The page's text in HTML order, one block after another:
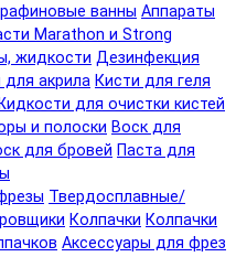
ванны Аппараты
Marathon и Strong
жидкости Дезинфекция
для акрила Кисти для геля
для очистки кистей
и полоски Воск для
для бровей Паста для
Твердосплавные/
Колпачки Колпачки
Аксессуары для фрез